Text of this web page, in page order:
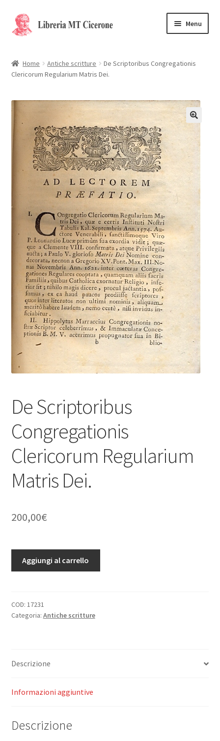
Vai
alla
Vai
al
Menu
Libri rari
La Storia
Contattaci
Privacy Policy
Home Antiche scritture
De Scriptoribus Congregationis
Clericorum Regularium Matris Dei.
De Scriptoribus
Congregationis
Clericorum Regularium
Matris Dei.
200,00€
Scriptoribus
Regularium
Matris
Aggiungi al carrello
COD: 17231
Categoria: Antiche scritture
Descrizione
Informazioni aggiuntive
Descrizione